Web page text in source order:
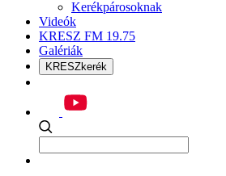
Kerékpárosoknak
Videók
KRESZ FM 19.75
Galériák
KRESZkerék